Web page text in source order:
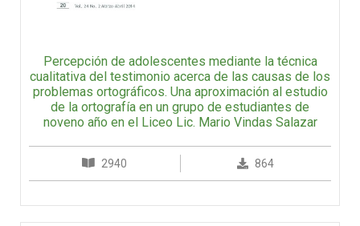
Percepción de adolescentes mediante la técnica
cualitativa del testimonio acerca de las causas de los
problemas ortográficos. Una aproximación al estudio
de la ortografía en un grupo de estudiantes de
noveno año en el Liceo Lic. Mario Vindas Salazar
2940 864